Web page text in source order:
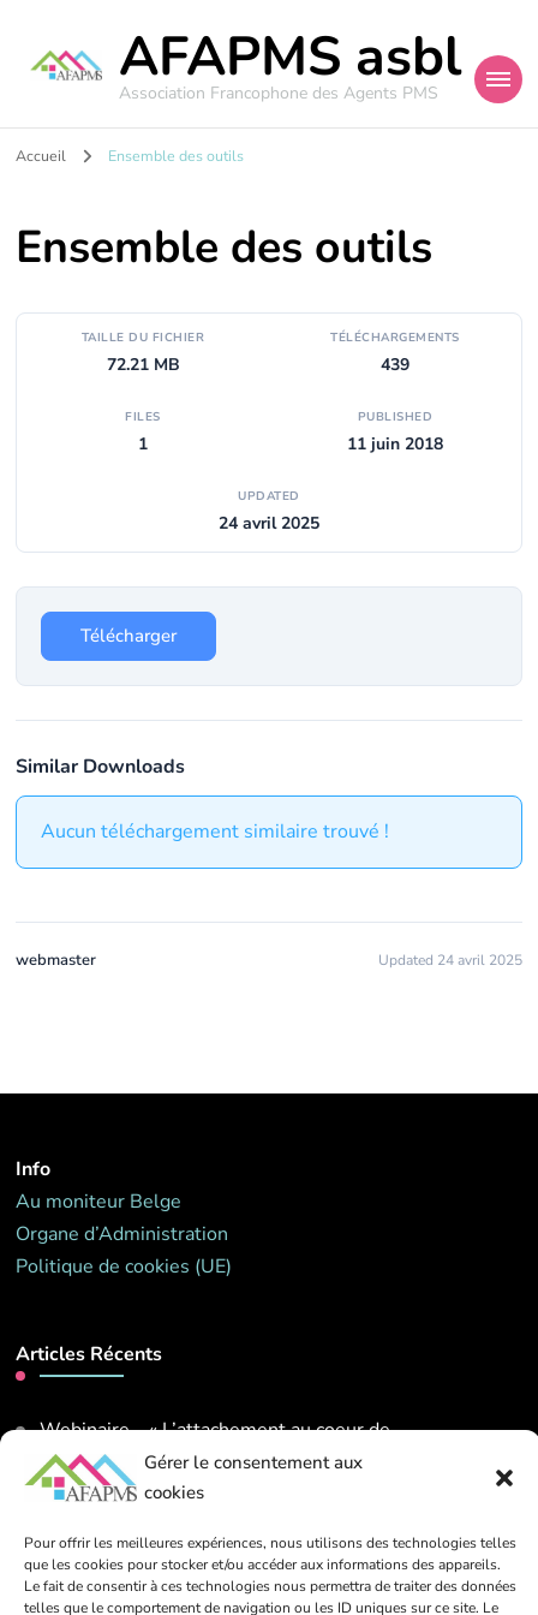
Gérer le consentement aux
cookies
Pour offrir les meilleures expériences, nous utilisons des technologies telles
que les cookies pour stocker et/ou accéder aux informations des appareils.
Le fait de consentir à ces technologies nous permettra de traiter des données
telles que le comportement de navigation ou les ID uniques sur ce site. Le
AFAPMS asbl
Association Francophone des Agents PMS
Accueil Ensemble des outils
Ensemble des outils
TAILLE DU FICHIER
72.21 MB
TÉLÉCHARGEMENTS
439
FILES
1
PUBLISHED
11 juin 2018
UPDATED
24 avril 2025
Télécharger
Similar Downloads
Aucun téléchargement similaire trouvé !
webmaster Updated 24 avril 2025
Info
Au moniteur Belge
Organe d’Administration
Politique de cookies (UE)
Articles Récents
Webinaire – « L’attachement au coeur de
l’accompagnement ». Mardi 26 mai 2026 de 14h00 à
16h00
13 mars 2026
Contact